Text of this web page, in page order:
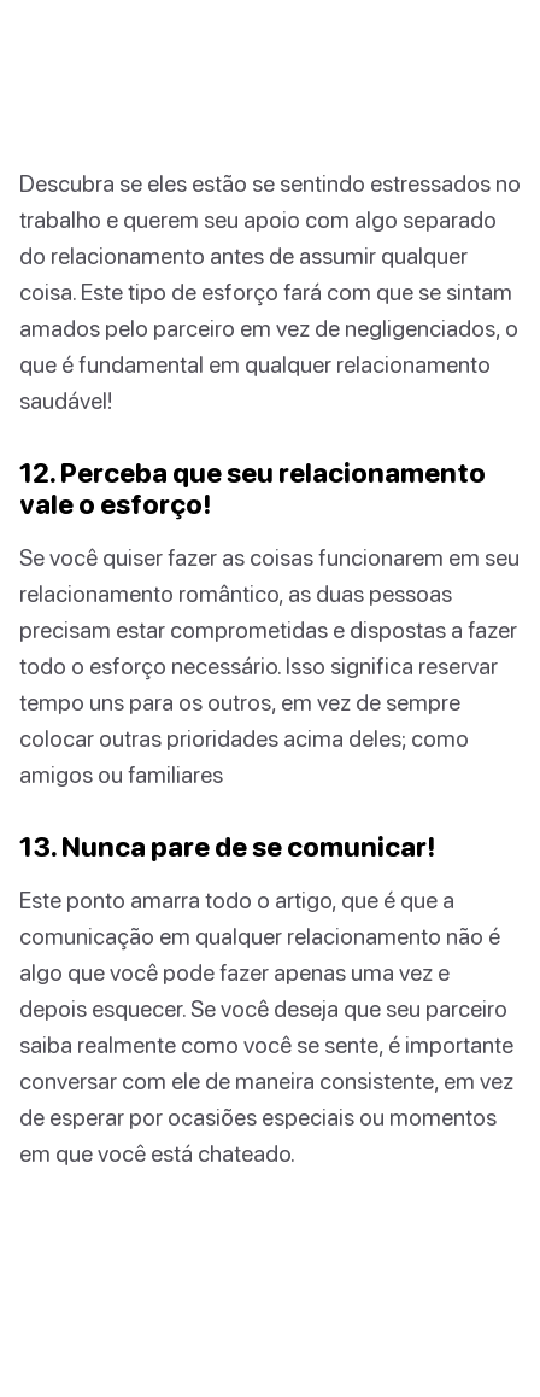
Descubra se eles estão se sentindo estressados no
trabalho e querem seu apoio com algo separado
do relacionamento antes de assumir qualquer
coisa. Este tipo de esforço fará com que se sintam
amados pelo parceiro em vez de negligenciados, o
que é fundamental em qualquer relacionamento
saudável!
12. Perceba que seu relacionamento
vale o esforço!
Se você quiser fazer as coisas funcionarem em seu
relacionamento romântico, as duas pessoas
precisam estar comprometidas e dispostas a fazer
todo o esforço necessário. Isso significa reservar
tempo uns para os outros, em vez de sempre
colocar outras prioridades acima deles; como
amigos ou familiares
13. Nunca pare de se comunicar!
Este ponto amarra todo o artigo, que é que a
comunicação em qualquer relacionamento não é
algo que você pode fazer apenas uma vez e
depois esquecer. Se você deseja que seu parceiro
saiba realmente como você se sente, é importante
conversar com ele de maneira consistente, em vez
de esperar por ocasiões especiais ou momentos
em que você está chateado.